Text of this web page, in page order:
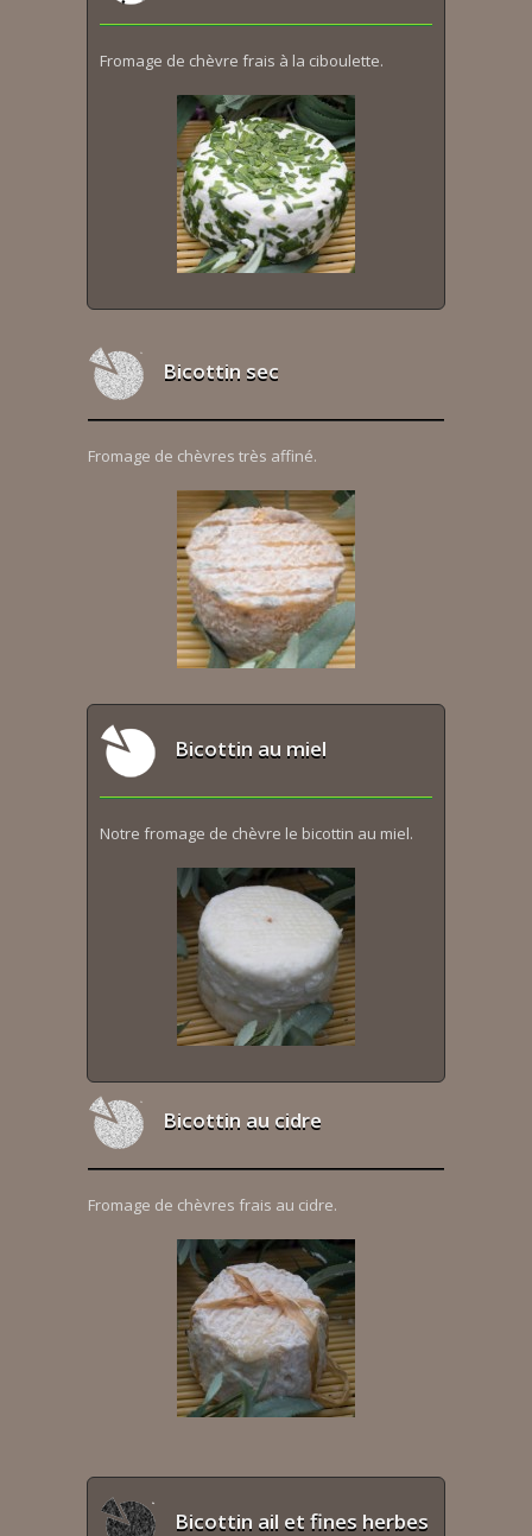
Fromage de chèvre frais à la ciboulette.
Bicottin sec
Fromage de chèvres très affiné.
Bicottin au miel
Notre fromage de chèvre le bicottin au miel.
Bicottin au cidre
Fromage de chèvres frais au cidre.
Bicottin ail et fines herbes